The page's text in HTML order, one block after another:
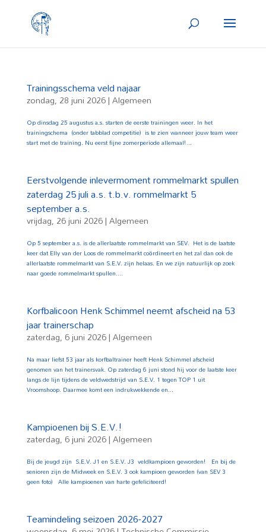
Trainingsschema veld najaar
zondag, 28 juni 2026|Algemeen
Op dinsdag 25 augustus a.s. starten de eerste trainingen weer. In het
trainingschema (onder tabblad competitie) is te zien wanneer jouw team weer
start met de training. Nu eerst fijne zomerperiode allemaal!...
Eerstvolgende inlevermoment rommelmarkt spullen
zaterdag 25 juli a.s. t.b.v. rommelmarkt 5
september a.s.
vrijdag, 26 juni 2026|Algemeen
Op 5 september a.s. is de allerlaatste rommelmarkt van SEV. Het is de laatste
keer dat Elly van der Loos de rommelmarkt coördineert en het zal dan ook de
allerlaatste rommelmarkt van S.E.V. zijn helaas. En we zijn natuurlijk op zoek
naar goede rommelmarkt spullen....
Korfbalicoon Henk Schimmel neemt afscheid na 53
jaar trainerschap
zaterdag, 6 juni 2026|Algemeen
Na maar liefst 53 jaar als korfbaltrainer heeft Henk Schimmel afscheid
genomen van het trainersvak. Op zaterdag 6 juni stond hij voor de laatste keer
langs de lijn tijdens de veldwedstrijd van S.E.V. 1 tegen TOP 1 uit
Vroomshoop. Daarmee komt een indrukwekkende en...
Kampioenen bij S.E.V.!
zaterdag, 6 juni 2026|Algemeen
Bij de jeugd zijn S.E.V. J1 en S.E.V. J3 veldkampioen geworden! En bij de
senioren zijn de Midweek en S.E.V. 3 ook kampioen geworden (van SEV 3
geen foto) Alle kampioenen van harte gefeliciteerd!
Teamindeling seizoen 2026-2027